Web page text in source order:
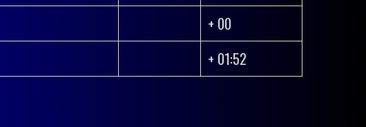
+ 00
+ 01:52
Únete a nuestra comunidad